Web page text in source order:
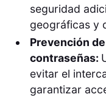
seguridad
geográficas y
Prevención
contraseñas:
evitar el
garantizar